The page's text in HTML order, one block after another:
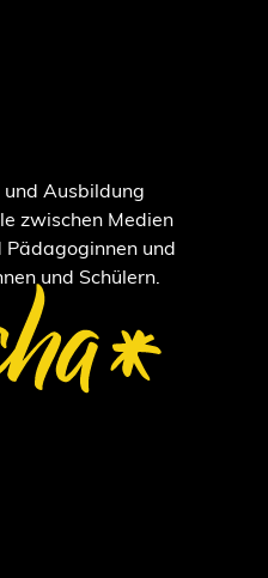
und Ausbildung
zwischen Medien
und
und Schülern.